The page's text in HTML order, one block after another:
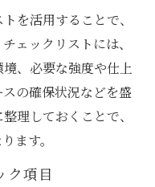
を活用することで、
ェックリストには、
、必要な強度や仕上
の確保状況などを盛
理しておくことで、
ます。
ク項目